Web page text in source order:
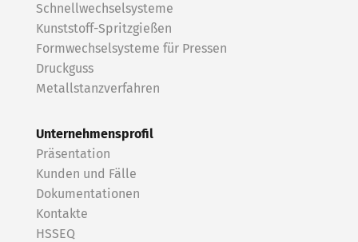
Schnellwechselsysteme
Kunststoff-Spritzgießen
Formwechselsysteme für Pressen
Druckguss
Metallstanzverfahren
Unternehmensprofil
Präsentation
Kunden und Fälle
Dokumentationen
Kontakte
HSSEQ